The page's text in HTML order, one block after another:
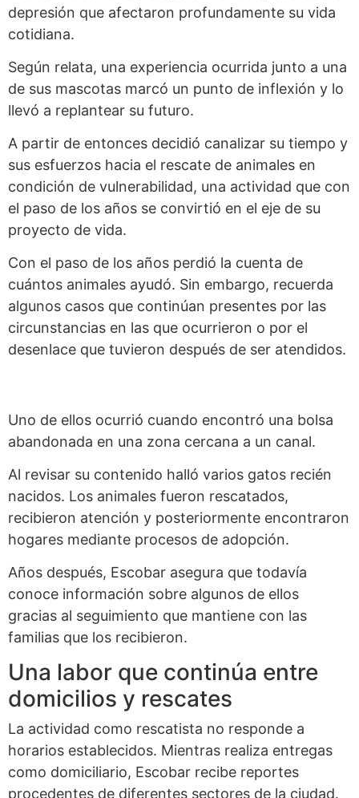
depresión que afectaron profundamente su vida
cotidiana.
Según relata, una experiencia ocurrida junto a una
de sus mascotas marcó un punto de inflexión y lo
llevó a replantear su futuro.
A partir de entonces decidió canalizar su tiempo y
sus esfuerzos hacia el rescate de animales en
condición de vulnerabilidad, una actividad que con
el paso de los años se convirtió en el eje de su
proyecto de vida.
Con el paso de los años perdió la cuenta de
cuántos animales ayudó. Sin embargo, recuerda
algunos casos que continúan presentes por las
circunstancias en las que ocurrieron o por el
desenlace que tuvieron después de ser atendidos.
Uno de ellos ocurrió cuando encontró una bolsa
abandonada en una zona cercana a un canal.
Al revisar su contenido halló varios gatos recién
nacidos. Los animales fueron rescatados,
recibieron atención y posteriormente encontraron
hogares mediante procesos de adopción.
Años después, Escobar asegura que todavía
conoce información sobre algunos de ellos
gracias al seguimiento que mantiene con las
familias que los recibieron.
Una labor que continúa entre
domicilios y rescates
La actividad como rescatista no responde a
horarios establecidos. Mientras realiza entregas
como domiciliario, Escobar recibe reportes
procedentes de diferentes sectores de la ciudad.